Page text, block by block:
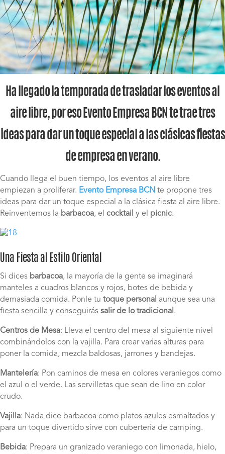
Ha llegado la temporada de trasladar los eventos al
aire libre, por eso Evento Empresa BCN te trae tres
ideas para dar un toque especial a las clásicas fiestas
de empresa en verano.
Cuando llega el buen tiempo, los eventos al aire libre
empiezan a proliferar. Evento Empresa BCN te propone tres
ideas para dar un toque especial a la clásica fiesta al aire libre.
Reinventemos la barbacoa, el cocktail y el picnic.
Una Fiesta al Estilo Oriental
Si dices barbacoa, la mayoría de la gente se imaginará
manteles a cuadros blancos y rojos, botes de bebida y
demasiada comida. Ponle tu toque personal aunque sea una
fiesta sencilla y conseguirás salir de lo tradicional .
Centros de Mesa: Lleva el centro del mesa al siguiente nivel
combinándolos con la vajilla. Para crear varias alturas para
poner la comida, mezcla baldosas, jarrones y bandejas.
Mantelería: Pon caminos de mesa en colores veraniegos como
el azul o el verde. Las servilletas que sean de lino en color
crudo.
Vajilla: Nada dice barbacoa como platos azules esmaltados y
para un toque divertido sirve con cubertería de camping.
Bebida: Prepara un granizado veraniego con limonada, hielo,